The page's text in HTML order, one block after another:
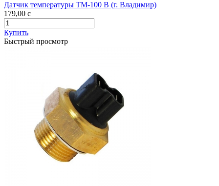
Датчик температуры ТМ-100 В (г. Владимир)
179,00 c
Купить
Быстрый просмотр